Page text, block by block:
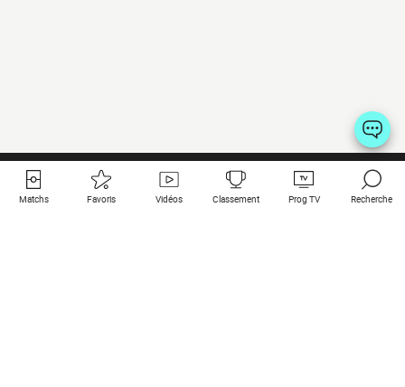
Matchs Favoris Vidéos Classement Prog TV Recherche